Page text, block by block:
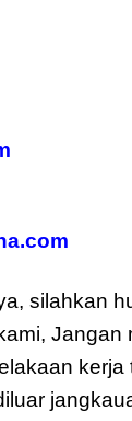
silahkan
Jangan
kerja